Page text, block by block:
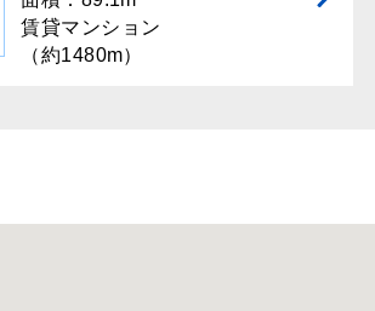
賃貸マンション
（約1480m）